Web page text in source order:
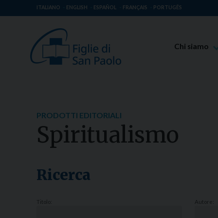
ITALIANO ENGLISH ESPAÑOL FRANÇAIS PORTUGÊS
Chi siamo
Luoghi delle
PRODOTTI EDITORIALI
Spiritualismo
Ricerca
Titolo: Autore: